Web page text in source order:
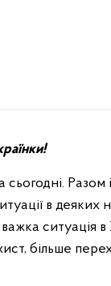
сьогодні.
в
ситуація
більше